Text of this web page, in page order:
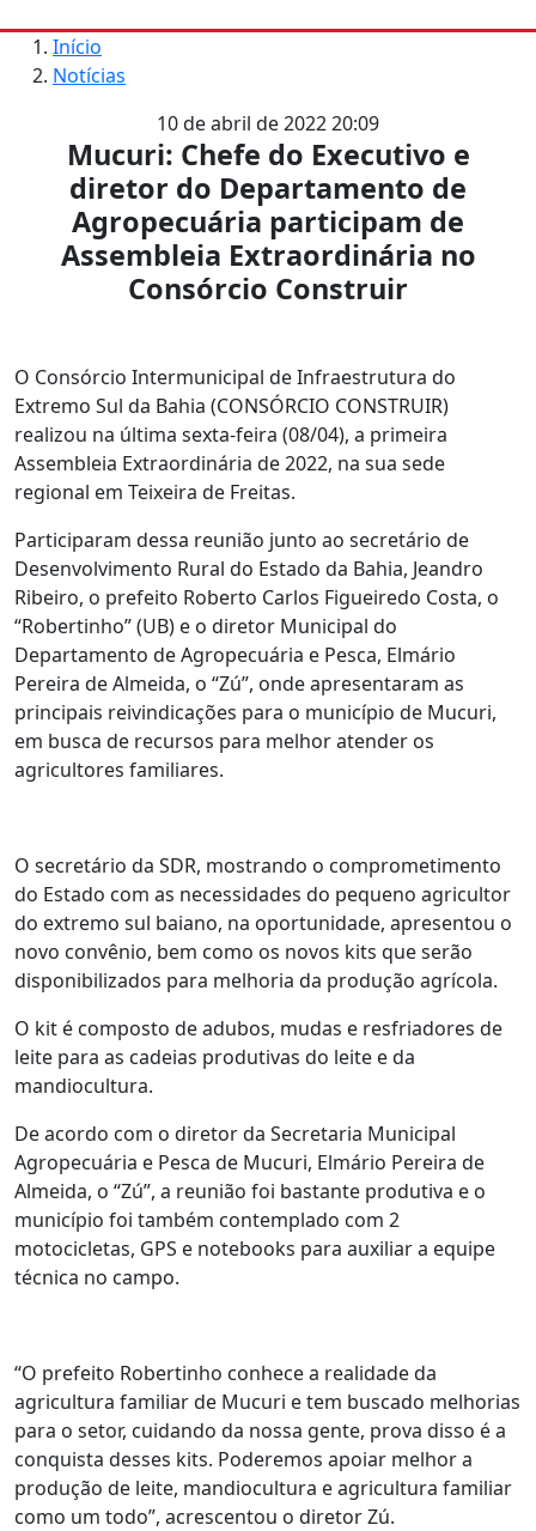
Início
Notícias
10 de abril de 2022 20:09
Mucuri: Chefe do Executivo e
diretor do Departamento de
Agropecuária participam de
Assembleia Extraordinária no
Consórcio Construir
O Consórcio Intermunicipal de Infraestrutura do
Extremo Sul da Bahia (CONSÓRCIO CONSTRUIR)
realizou na última sexta-feira (08/04), a primeira
Assembleia Extraordinária de 2022, na sua sede
regional em Teixeira de Freitas.
Participaram dessa reunião junto ao secretário de
Desenvolvimento Rural do Estado da Bahia, Jeandro
Ribeiro, o prefeito Roberto Carlos Figueiredo Costa, o
“Robertinho” (UB) e o diretor Municipal do
Departamento de Agropecuária e Pesca, Elmário
Pereira de Almeida, o “Zú”, onde apresentaram as
principais reivindicações para o município de Mucuri,
em busca de recursos para melhor atender os
agricultores familiares.
O secretário da SDR, mostrando o comprometimento
do Estado com as necessidades do pequeno agricultor
do extremo sul baiano, na oportunidade, apresentou o
novo convênio, bem como os novos kits que serão
disponibilizados para melhoria da produção agrícola.
O kit é composto de adubos, mudas e resfriadores de
leite para as cadeias produtivas do leite e da
mandiocultura.
De acordo com o diretor da Secretaria Municipal
Agropecuária e Pesca de Mucuri, Elmário Pereira de
Almeida, o “Zú”, a reunião foi bastante produtiva e o
município foi também contemplado com 2
motocicletas, GPS e notebooks para auxiliar a equipe
técnica no campo.
“O prefeito Robertinho conhece a realidade da
agricultura familiar de Mucuri e tem buscado melhorias
para o setor, cuidando da nossa gente, prova disso é a
conquista desses kits. Poderemos apoiar melhor a
produção de leite, mandiocultura e agricultura familiar
como um todo”, acrescentou o diretor Zú.